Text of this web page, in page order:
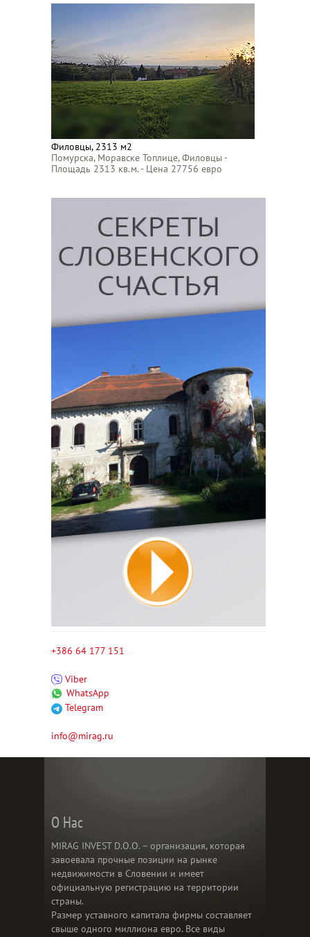
Филовцы, 2313 м2
Помурска, Моравске Топлице, Филовцы -
Площадь 2313 кв.м. - Цена 27756 евро
+386 64 177 151
Viber
WhatsApp
Telegram
info@mirag.ru
О Нас
MIRAG INVEST D.O.O. – организация, которая
завоевала прочные позиции на рынке
недвижимости в Словении и имеет
официальную регистрацию на территории
страны.
Размер уставного капитала фирмы составляет
свыше одного миллиона евро. Все виды